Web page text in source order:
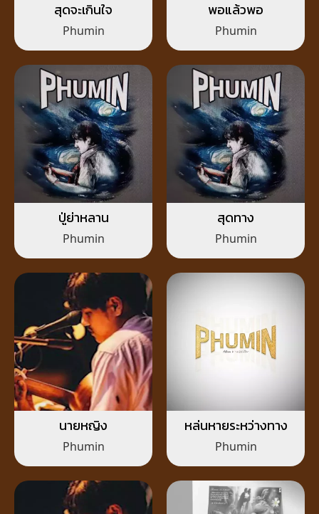
สุดจะเกินใจ
Phumin
พอแล้วพอ
Phumin
ปู่ย่าหลาน
Phumin
สุดทาง
Phumin
นายหญิง
Phumin
หล่นหายระหว่างทาง
Phumin